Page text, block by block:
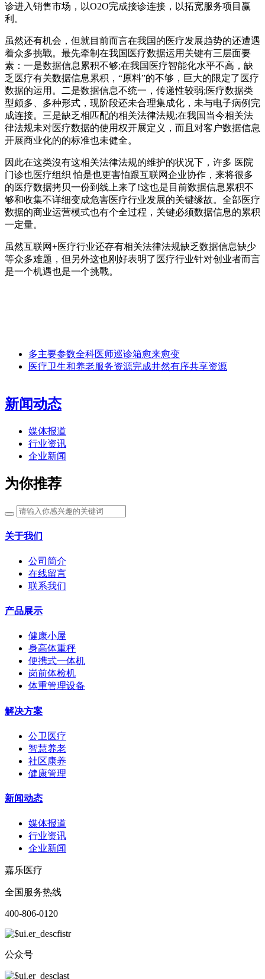
诊进入销售市场，以O2O完成接诊连接，以拓宽服务项目赢
利。
虽然还有机会，但就目前而言在我国的医疗发展趋势的还遭遇
着众多挑戰。最先牵制在我国医疗数据运用关键有三层面要
素：一是数据信息累积不够;在我国医疗智能化水平不高，缺
乏医疗有关数据信息累积，“原料”的不够，巨大的限定了医疗
数据的运用。二是数据信息不统一，传递性较弱;医疗数据类
型颇多、多种形式，现阶段还未合理集成化，未与电子病例完
成连接。三是缺乏相匹配的相关法律法规;在我国当今相关法
律法规未对医疗数据的使用权开展定义，而且对客户数据信息
开展商业化的的标准也未健全。
因此在这类沒有这相关法律法规的维护的状况下，许多 医院
门诊也医疗组织 怕是也更害怕跟互联网企业协作，来将很多
的医疗数据拷贝一份到线上来了!这也是目前数据信息累积不
够和收集不详细变成危害医疗行业发展的关键缘故。全部医疗
数据的商业运营模式也有个全过程，关键必须数据信息的累积
一定量。
虽然互联网+医疗行业还存有相关法律法规缺乏数据信息缺少
等众多难题，但另外这也刚好表明了医疗行业针对创业者而言
是一个机遇也是一个挑戰。
多主要参数全科医师巡诊箱愈来愈变
医疗卫生和养老服务资源完成井然有序共享资源
新闻动态
媒体报道
行业资讯
企业新闻
为你推荐
关于我们
公司简介
在线留言
联系我们
产品展示
健康小屋
身高体重秤
便携式一体机
岗前体检机
体重管理设备
解决方案
公卫医疗
智慧养老
社区康养
健康管理
新闻动态
媒体报道
行业资讯
企业新闻
嘉乐医疗
全国服务热线
400-806-0120
公众号